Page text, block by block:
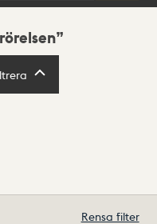
Rensa filter